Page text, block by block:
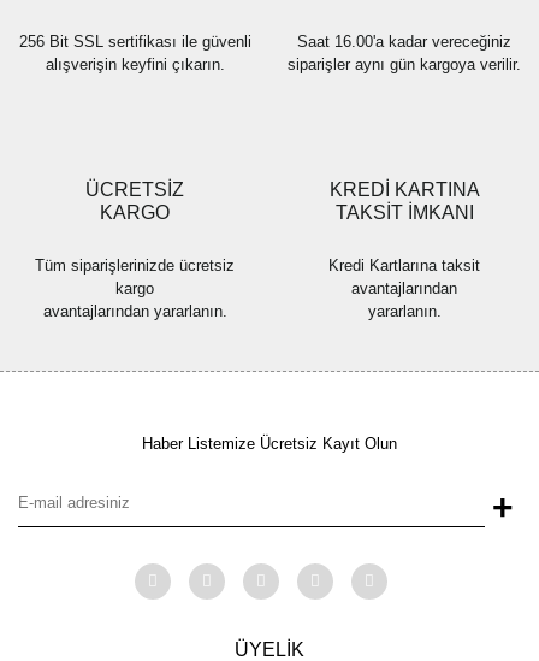
256 Bit SSL sertifikası ile güvenli
alışverişin keyfini çıkarın.
Saat 16.00'a kadar vereceğiniz
siparişler aynı gün kargoya verilir.
ÜCRETSİZ
KARGO
Tüm siparişlerinizde ücretsiz
kargo
avantajlarından yararlanın.
KREDİ KARTINA
TAKSİT İMKANI
Kredi Kartlarına taksit
avantajlarından
yararlanın.
Haber Listemize Ücretsiz Kayıt Olun
+
ÜYELİK